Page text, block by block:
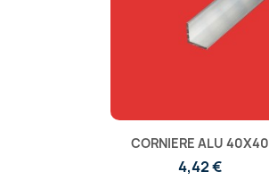
CORNIERE ALU 40X40
4,42 €